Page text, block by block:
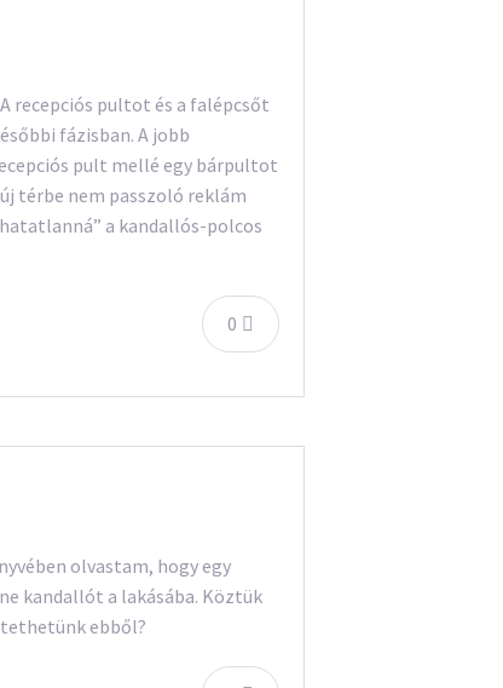
recepciós pultot és a falépcsőt
fázisban. A jobb
pult mellé egy bárpultot
térbe nem passzoló reklám
a kandallós-polcos
0
olvastam, hogy egy
kandallót a lakásába. Köztük
ebből?